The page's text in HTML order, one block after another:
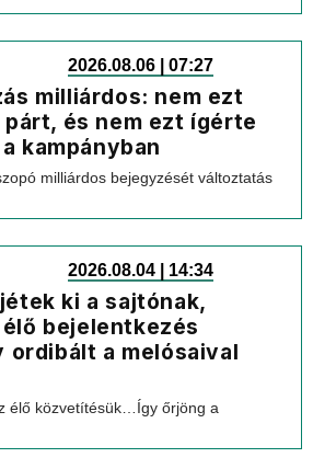
2026.08.06 | 07:27
milliárdos: nem ezt
és nem ezt ígérte
kampányban
milliárdos bejegyzését változtatás
2026.08.04 | 14:34
ki a sajtónak,
bejelentkezés
ordibált a melósaival
élő közvetítésük…Így őrjöng a